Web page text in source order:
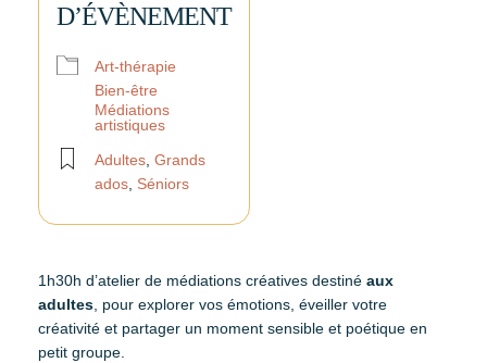
D’ÉVÈNEMENT
Art-thérapie
Bien-être
Médiations
artistiques
Adultes, Grands
ados, Séniors
1h30h d’atelier de médiations créatives destiné aux
adultes, pour explorer vos émotions, éveiller votre
créativité et partager un moment sensible et poétique en
petit groupe.